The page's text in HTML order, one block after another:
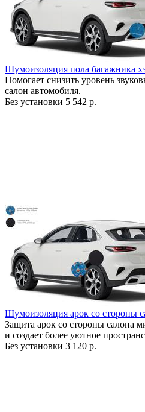
Шумоизоляция пола багажника
Помогает снизить уровень
салон автомобиля.
Без установки 5 542 р.
Шумоизоляция арок со стороны
Защита арок со стороны салона
и создает более уютное
Без установки 3 120 р.